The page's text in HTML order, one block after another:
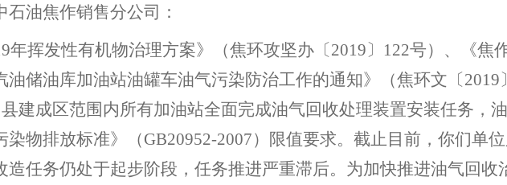
油焦作销售分公司：
年挥发性有机物治理方案》（焦环攻坚办〔2019〕122号）、《焦
油储油库加油站油罐车油气污染防治工作的通知》（焦环文〔2019
建成区范围内所有加油站全面完成油气回收处理装置安装任务，
染物排放标准》（GB20952-2007）限值要求。截止目前，你们单
造任务仍处于起步阶段，任务推进严重滞后。为加快推进油气回收